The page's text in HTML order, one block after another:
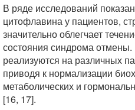
В ряде исследований
цитофлавина у пациентов,
значительно облегчает
состояния синдрома
реализуются на различных
приводя к нормализации
метаболических и
[16, 17].